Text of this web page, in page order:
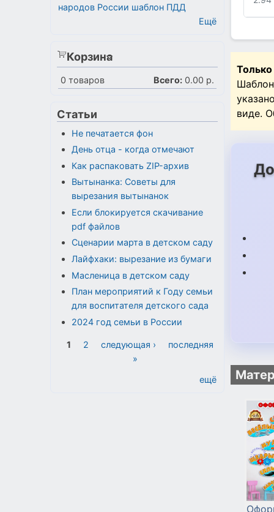
Только
виде.
народов России шаблон ПДД
Ещё
Корзина
0 товаров Всего: 0.00 р.
Статьи
Не печатается фон
День отца - когда отмечают
Как распаковать ZIP-архив
Вытынанка: Советы для
вырезания вытынанок
Если блокируется скачивание
pdf файлов
Сценарии марта в детском саду
Лайфхаки: вырезание из бумаги
Масленица в детском саду
План мероприятий к Году семьи
для воспитателя детского сада
2024 год семьи в России
Страницы
1 2 следующая ›
последняя
»
ещё